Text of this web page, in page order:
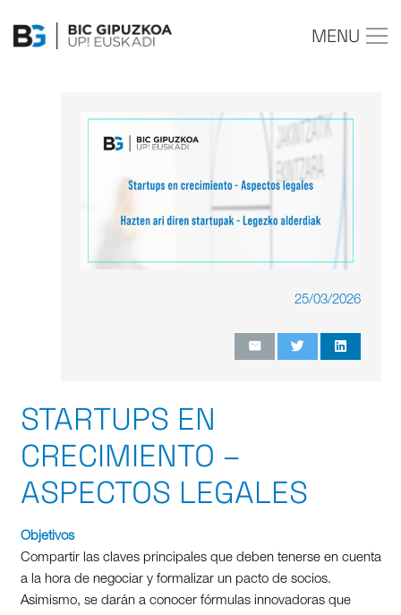
MENU
25/03/2026
STARTUPS EN
CRECIMIENTO –
ASPECTOS LEGALES
Objetivos
Compartir las claves principales que deben tenerse en cuenta
a la hora de negociar y formalizar un pacto de socios.
Asimismo, se darán a conocer fórmulas innovadoras que